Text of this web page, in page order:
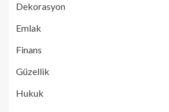
Dekorasyon
Emlak
Finans
Güzellik
Hukuk